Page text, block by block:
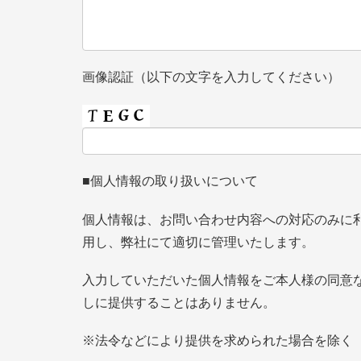
画像認証（以下の文字を入力してください）
■個人情報の取り扱いについて
個人情報は、お問い合わせ内容への対応のみに
用し、弊社にて適切に管理いたします。
入力していただいた個人情報をご本人様の同意
しに提供することはありません。
※法令などにより提供を求められた場合を除く